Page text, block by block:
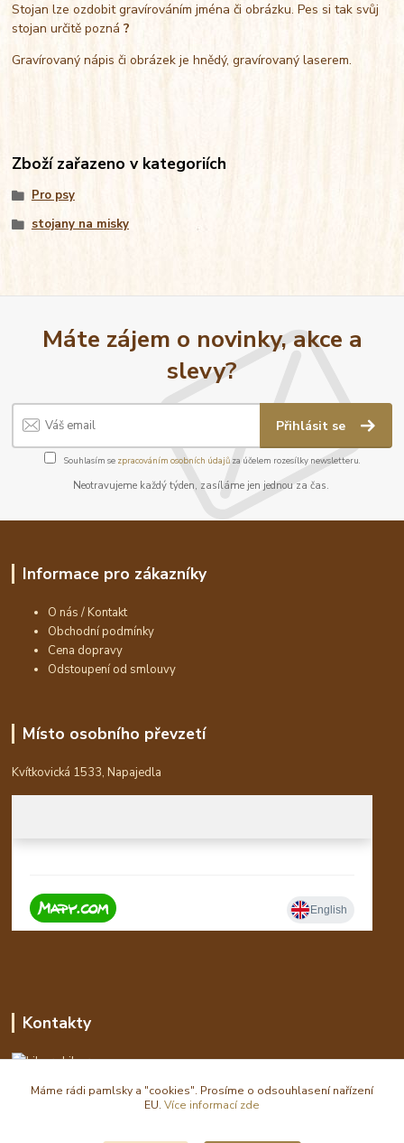
Stojan lze ozdobit gravírováním jména či obrázku. Pes si tak svůj
stojan určitě pozná?
Gravírovaný nápis či obrázek je hnědý, gravírovaný laserem.
Zboží zařazeno v kategoriích
Pro psy
stojany na misky
Máte zájem o novinky, akce a
slevy?
Přihlásit se
Souhlasím se zpracováním osobních údajůza účelem rozesílky newsletteru.
Neotravujeme každý týden, zasíláme jen jednou za čas.
Informace pro zákazníky
O nás / Kontakt
Obchodní podmínky
Cena dopravy
Odstoupení od smlouvy
Místo osobního převzetí
Kvítkovická 1533, Napajedla
Kontakty
Libor
eshop(zavináč)waldi.cz
Máme rádi pamlsky a "cookies". Prosíme o odsouhlasení nařízení
EU. Více informací zde